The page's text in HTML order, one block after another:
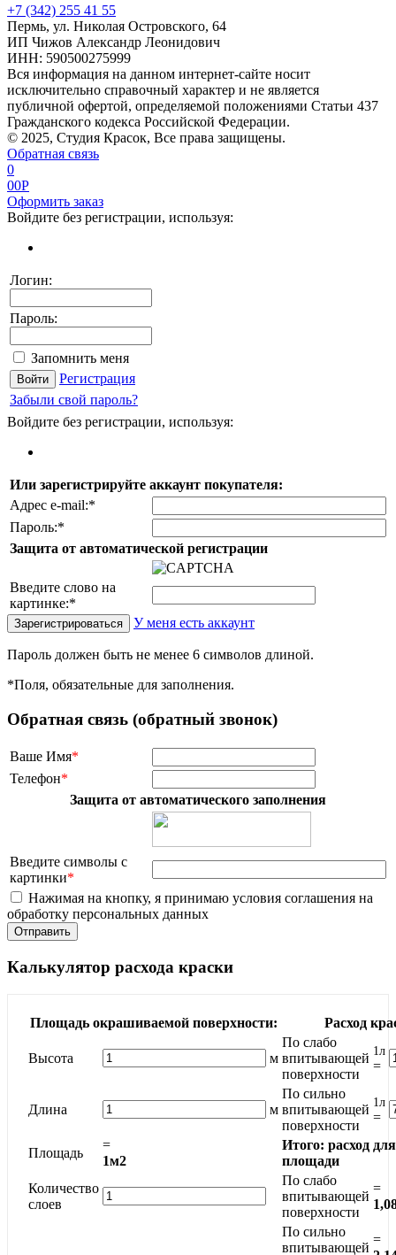
+7 (342) 255 41 55
Пермь, ул. Николая Островского, 64
ИП Чижов Александр Леонидович
ИНН: 590500275999
Вся информация на данном интернет-сайте носит
исключительно справочный характер и не является
публичной офертой, определяемой положениями Статьи 437
Гражданского кодекса Российской Федерации.
© 2025, Студия Красок, Все права защищены.
Обратная связь
0
00P
Оформить заказ
Войдите без регистрации, используя:
Логин:
Пароль:
Запомнить меня
Регистрация
Забыли свой пароль?
Войдите без регистрации, используя:
Или зарегистрируйте аккаунт покупателя:
Адрес e-mail:*
Пароль:*
Защита от автоматической регистрации
Введите слово на
картинке:*
У меня есть аккаунт
Пароль должен быть не менее 6 символов длиной.
*Поля, обязательные для заполнения.
Обратная связь (обратный звонок)
Ваше Имя*
Телефон*
Защита от автоматического заполнения
Введите символы с
картинки*
Нажимая на кнопку, я принимаю условия соглашения на
обработку персональных данных
Калькулятор расхода краски
Площадь окрашиваемой поверхности: Расход
Высота м
По слабо
впитывающей
поверхности
1л
=
Длина м
По сильно
впитывающей
поверхности
1л
=
Площадь
=
1м2
Итого: расход
площади
Количество
слоев
По слабо
впитывающей
поверхности
=
По сильно
впитывающей
=